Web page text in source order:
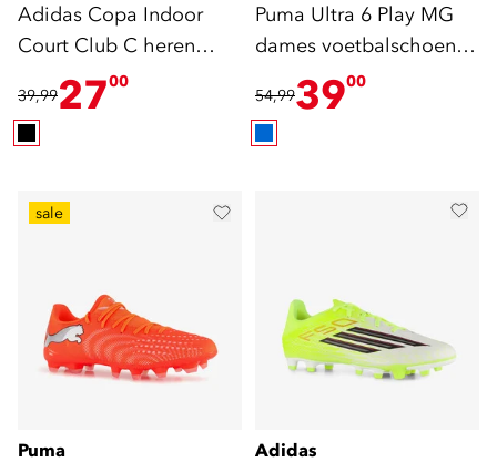
Adidas Copa Indoor
Court Club C heren
zaalvoetbalschoenen
zwart
39,992700
Puma Ultra 6 Play MG
dames voetbalschoenen
blauw
54,993900
sale
Puma Adidas